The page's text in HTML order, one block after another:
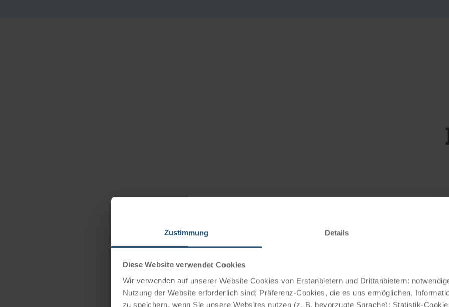
Zustimmung Details
Diese Website verwendet Cookies
Wir verwenden auf unserer Website Cookies von Erstanbietern und Drittanbietern:
Nutzung der Website erforderlich sind; Präferenz-Cookies, die es uns ermöglichen,
zu speichern, wenn Sie unsere Websites nutzen (z. B. bevorzugte Sprache); Statistik-